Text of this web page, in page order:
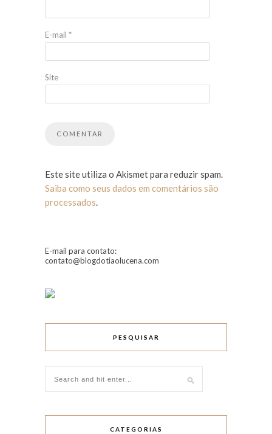
E-mail *
Site
Este site utiliza o Akismet para reduzir spam.
Saiba como seus dados em comentários são
processados.
E-mail para contato:
contato@blogdotiaolucena.com
PESQUISAR
CATEGORIAS